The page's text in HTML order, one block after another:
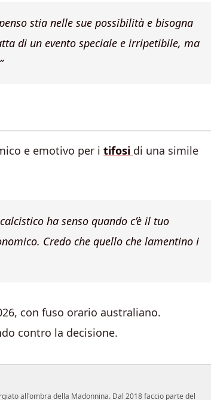
stia nelle sue possibilità e bisogna
di un evento speciale e irripetibile, ma
e emotivo per i tifosi di una simile
ha senso quando c’è il tuo
Credo che quello che lamentino i
con fuso orario australiano.
contro la decisione.
all'ombra della Madonnina. Dal 2018 faccio parte del